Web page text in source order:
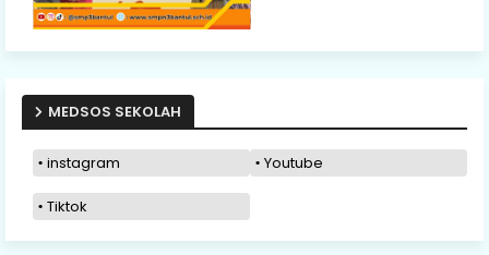
MEDSOS SEKOLAH
instagram Youtube
Tiktok